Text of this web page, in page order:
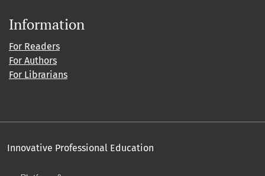
Information
For Readers
For Authors
For Librarians
Innovative Professional Education